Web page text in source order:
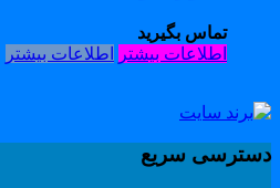
تماس بگیرید
اطلاعات بیشتر اطلاعات بیشتر
سریع